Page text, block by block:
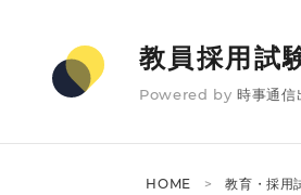
教員採用試
Powered by 時事通信
HOME 教育・採用